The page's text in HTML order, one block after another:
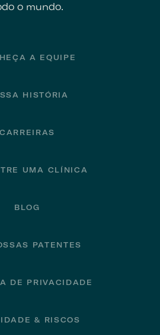
o mundo.
A EQUIPE
HISTÓRIA
CARREIRAS
UMA CLÍNICA
BLOG
PATENTES
DE PRIVACIDADE
& RISCOS